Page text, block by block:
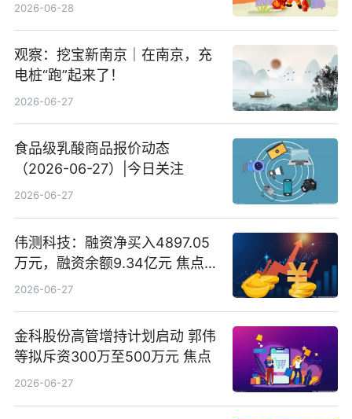
2026-06-28
观察：挖宝新南京｜在南京，充
电桩“跑”起来了！
2026-06-27
食品级乳酸商品报价动态
（2026-06-27）|今日关注
2026-06-27
伟测科技：融资净买入4897.05
万元，融资余额9.34亿元 焦点热
文
2026-06-27
金科股份高管增持计划启动 郭伟
等拟斥资300万至500万元 焦点
2026-06-27